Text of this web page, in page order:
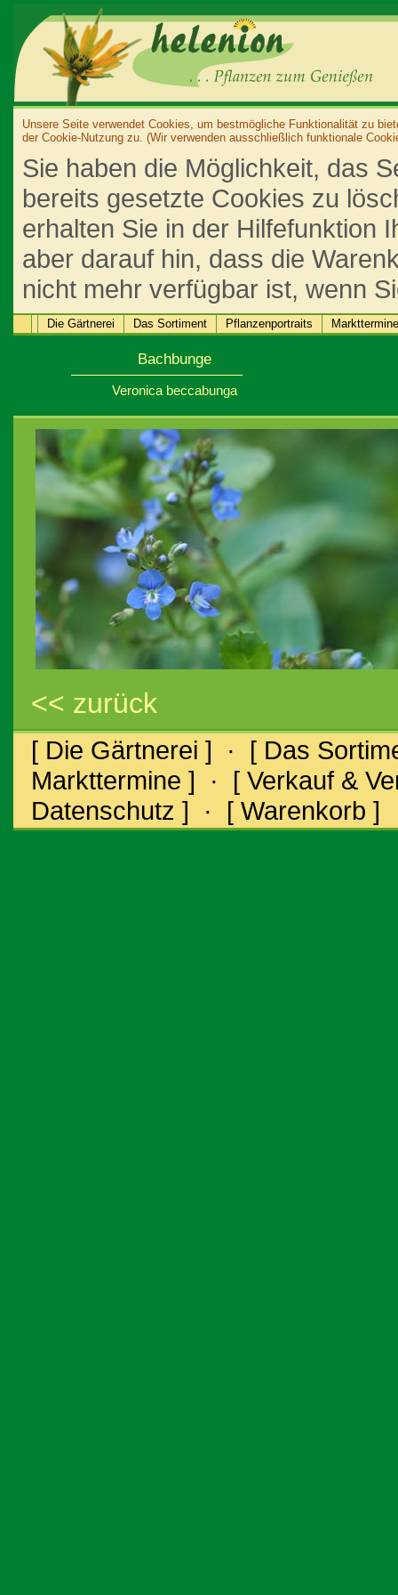
Unsere Seite verwendet Cookies, um bestmögliche Funktionalität zu
der Cookie-Nutzung zu. (Wir verwenden ausschließlich funktionale
Sie haben die Möglichkeit, das
bereits gesetzte Cookies zu
erhalten Sie in der Hilfefunktion
aber darauf hin, dass die
nicht mehr verfügbar ist, wenn
Die Gärtnerei Das Sortiment Pflanzenportraits Markttermine
Bachbunge
Veronica beccabunga
<< zurück
[ Die Gärtnerei ] · [ Das
Markttermine ] · [ Verkauf &
Datenschutz ] · [ Warenkorb ]